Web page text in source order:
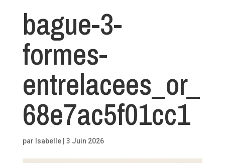
bague-3-
formes-
entrelacees_or_
68e7ac5f01cc1
par Isabelle| 3 Juin 2026